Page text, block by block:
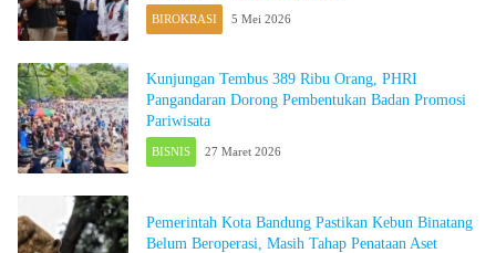
BIROKRASI 5 Mei 2026
Kunjungan Tembus 389 Ribu Orang, PHRI
Pangandaran Dorong Pembentukan Badan Promosi
Pariwisata
BISNIS 27 Maret 2026
Pemerintah Kota Bandung Pastikan Kebun Binatang
Belum Beroperasi, Masih Tahap Penataan Aset